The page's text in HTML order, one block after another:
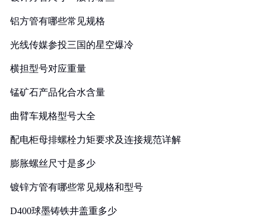
铝方管有哪些常见规格
光线传媒参投三国的星空爆冷
横担型号对应重量
锰矿石产品化合水含量
曲臂车规格型号大全
配电柜母排螺栓力矩要求及连接规范详解
膨胀螺丝尺寸是多少
镀锌方管有哪些常见规格和型号
D400球墨铸铁井盖重多少